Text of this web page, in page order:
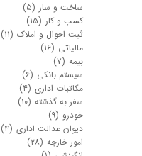
ساخت و ساز (۵)
کسب و کار (۱۵)
ثبت احوال و املاک (۱۱)
مالیاتی (۱۶)
بیمه (۷)
سیستم بانکی (۶)
مکاتبات اداری (۴)
سفر به گذشته (۱۰)
خودرو (۹)
دیوان عدالت اداری (۴)
امور خارجه (۲۸)